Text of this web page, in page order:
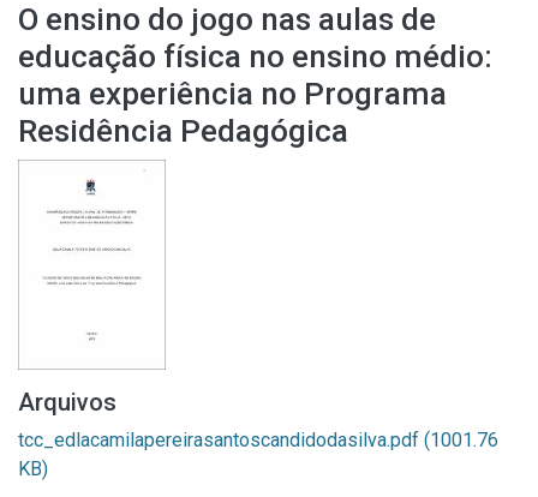
O ensino do jogo nas aulas de
educação física no ensino médio:
uma experiência no Programa
Residência Pedagógica
Arquivos
tcc_edlacamilapereirasantoscandidodasilva.pdf (1001.76
KB)